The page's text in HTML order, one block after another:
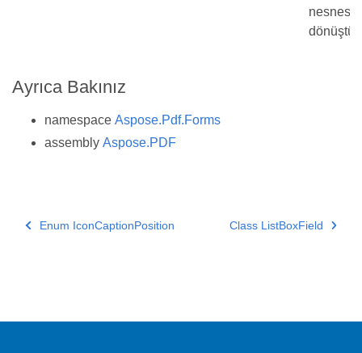
Ayrıca Bakınız
namespace Aspose.Pdf.Forms
assembly Aspose.PDF
Enum IconCaptionPosition Class ListBoxField